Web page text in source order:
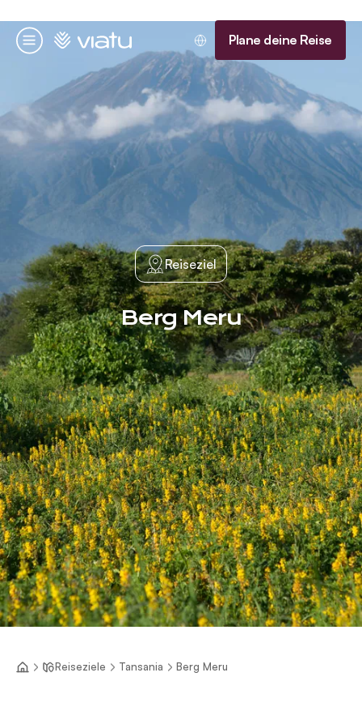
Menü
Startseite Plane deine Reise
Reiseziel
Berg Meru
Reiseziele Tansania Berg Meru